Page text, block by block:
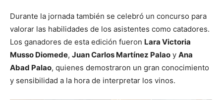
Durante la jornada también se celebró un concurso para
valorar las habilidades de los asistentes como catadores.
Los ganadores de esta edición fueron Lara Victoria
Musso Diomede, Juan Carlos Martínez Palao y Ana
Abad Palao, quienes demostraron un gran conocimiento
y sensibilidad a la hora de interpretar los vinos.